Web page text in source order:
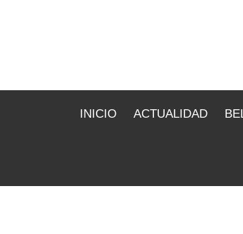
INICIO ACTUALIDAD